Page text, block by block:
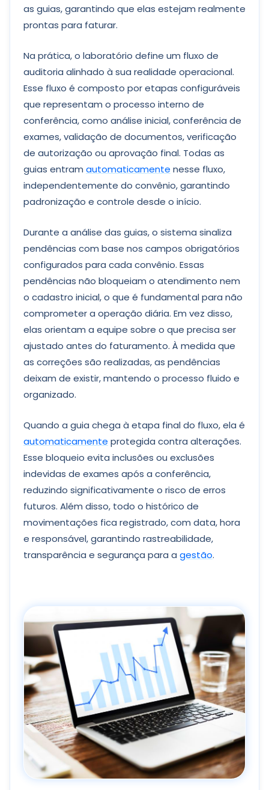
as guias, garantindo que elas estejam realmente
prontas para faturar.
Na prática, o laboratório define um fluxo de
auditoria alinhado à sua realidade operacional.
Esse fluxo é composto por etapas configuráveis
que representam o processo interno de
conferência, como análise inicial, conferência de
exames, validação de documentos, verificação
de autorização ou aprovação final. Todas as
guias entram automaticamente nesse fluxo,
independentemente do convênio, garantindo
padronização e controle desde o início.
Durante a análise das guias, o sistema sinaliza
pendências com base nos campos obrigatórios
configurados para cada convênio. Essas
pendências não bloqueiam o atendimento nem
o cadastro inicial, o que é fundamental para não
comprometer a operação diária. Em vez disso,
elas orientam a equipe sobre o que precisa ser
ajustado antes do faturamento. À medida que
as correções são realizadas, as pendências
deixam de existir, mantendo o processo fluido e
organizado.
Quando a guia chega à etapa final do fluxo, ela é
automaticamente protegida contra alterações.
Esse bloqueio evita inclusões ou exclusões
indevidas de exames após a conferência,
reduzindo significativamente o risco de erros
futuros. Além disso, todo o histórico de
movimentações fica registrado, com data, hora
e responsável, garantindo rastreabilidade,
transparência e segurança para a gestão.